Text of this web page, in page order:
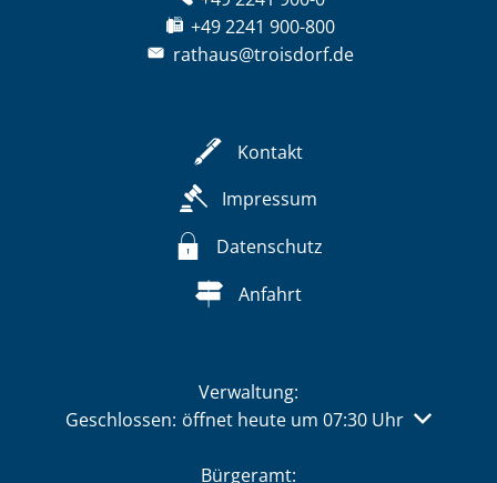
+49 2241 900-800
rathaus@troisdorf.de
Kontakt
Impressum
Datenschutz
Anfahrt
Verwaltung:
Klicken, um weitere Öffnungs- oder Schließzeiten
Geschlossen: öffnet heute um 07:30 Uhr
Bürgeramt: